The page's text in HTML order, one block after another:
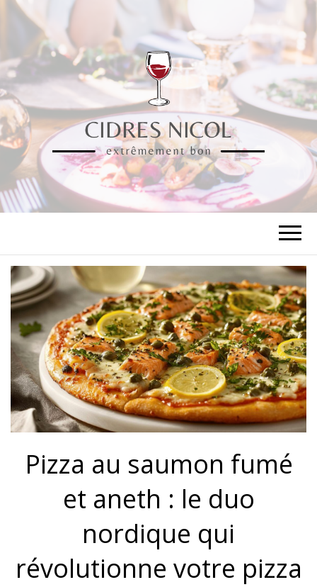
CIDRES NICOL
Pizza au saumon fumé
et aneth : le duo
nordique qui
révolutionne votre pizza